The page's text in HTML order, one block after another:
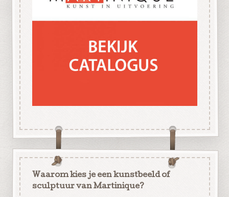
Waarom kies je een kunstbeeld of
sculptuur van Martinique?